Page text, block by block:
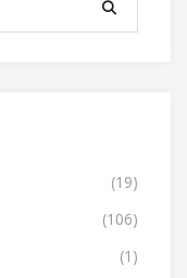
(19)
(106)
(1)